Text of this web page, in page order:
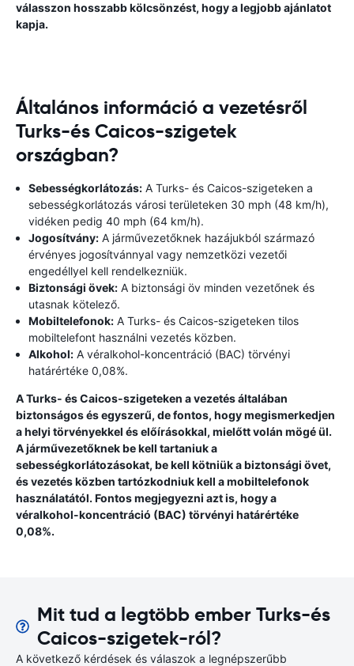
válasszon hosszabb kölcsönzést, hogy a legjobb ajánlatot
kapja.
Általános információ a vezetésről
Turks-és Caicos-szigetek
országban?
Sebességkorlátozás: A Turks- és Caicos-szigeteken a
sebességkorlátozás városi területeken 30 mph (48 km/h),
vidéken pedig 40 mph (64 km/h).
Jogosítvány: A járművezetőknek hazájukból származó
érvényes jogosítvánnyal vagy nemzetközi vezetői
engedéllyel kell rendelkezniük.
Biztonsági övek: A biztonsági öv minden vezetőnek és
utasnak kötelező.
Mobiltelefonok: A Turks- és Caicos-szigeteken tilos
mobiltelefont használni vezetés közben.
Alkohol: A véralkohol-koncentráció (BAC) törvényi
határértéke 0,08%.
A Turks- és Caicos-szigeteken a vezetés általában
biztonságos és egyszerű, de fontos, hogy megismerkedjen
a helyi törvényekkel és előírásokkal, mielőtt volán mögé ül.
A járművezetőknek be kell tartaniuk a
sebességkorlátozásokat, be kell kötniük a biztonsági övet,
és vezetés közben tartózkodniuk kell a mobiltelefonok
használatától. Fontos megjegyezni azt is, hogy a
véralkohol-koncentráció (BAC) törvényi határértéke
0,08%.
Mit tud a legtöbb ember Turks-és
Caicos-szigetek-ról?
A következő kérdések és válaszok a legnépszerűbb